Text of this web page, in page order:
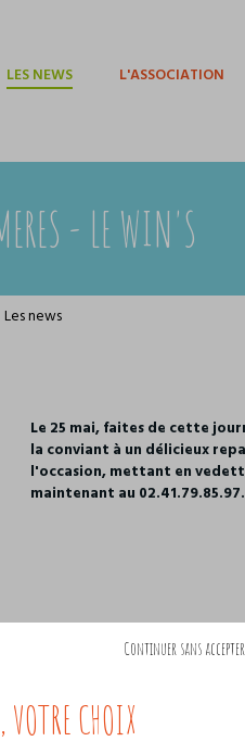
LES NEWS L'ASSOCIATION
- LE WIN'S
Les news
Le 25 mai, faites de cette
la conviant à un délicieux
l'occasion, mettant en
maintenant au 02.41.79.85.97.
Continuer sans accepter